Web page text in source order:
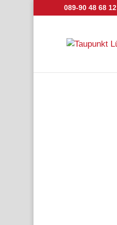
089-90 48 68 12